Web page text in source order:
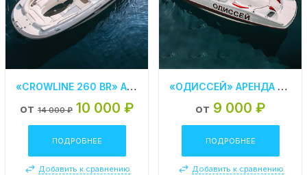
«CROWLINE 260 BR» АРЕНДА КАТЕРА В СПБ
от 14 000 ₽ 10 000 ₽
ПОДРОБНЕЕ
Добавить к сравнению
«ОДИССЕЙ» АРЕНДА КАТЕРА В СПБ
от 9 000 ₽
ПОДРОБНЕЕ
Добавить к сравнению